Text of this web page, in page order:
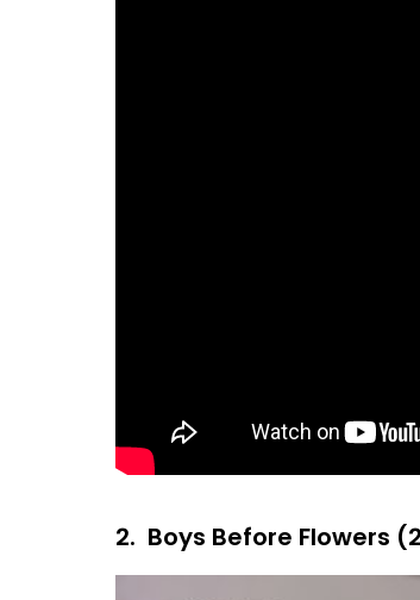
2. Boys Before Flowers